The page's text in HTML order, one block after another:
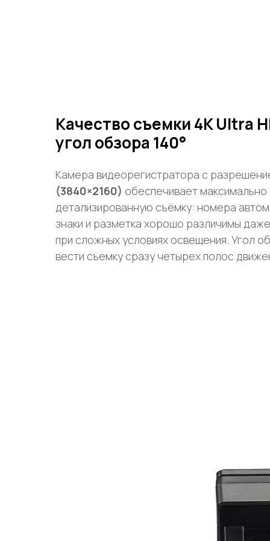
Качество съемки 4K Ultra
угол обзора 140°
Камера видеорегистратора с
(3840×2160) обеспечивает максимально
детализированную съёмку: номера
знаки и разметка хорошо различимы
при сложных условиях освещения. Угол
вести съемку сразу четырех полос